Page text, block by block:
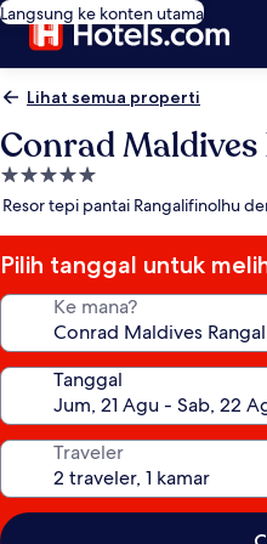
Langsung ke konten utama
Lihat semua properti
Conrad
Properti
bintang
Resor tepi pantai Rangalifinolhu
Pilih tanggal untuk
Ke mana?
Tanggal
Traveler